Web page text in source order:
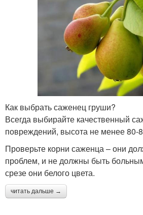
Как выбрать саженец груши?
Всегда выбирайте качественный
повреждений, высота не менее 80-
Проверьте корни саженца – они
проблем, и не должны быть
срезе они белого цвета.
читать дальше →